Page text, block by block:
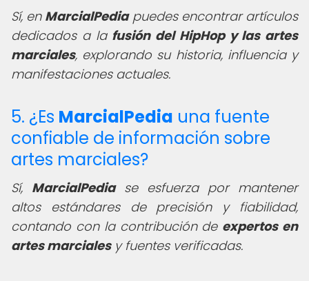
Sí, en MarcialPediapuedes encontrar artículos
dedicados a la fusión del HipHop y las artes
marciales, explorando su historia, influencia y
manifestaciones actuales.
5. ¿Es MarcialPedia una fuente
confiable de información sobre
artes marciales?
Sí, MarcialPediase esfuerza por mantener
altos estándares de precisión y fiabilidad,
contando con la contribución de expertos en
artes marcialesy fuentes verificadas.